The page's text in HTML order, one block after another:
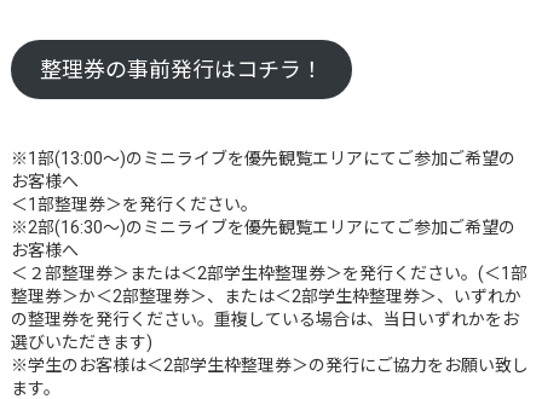
整理券の事前発行はコチラ！
※1部(13:00～)のミニライブを優先観覧エリアにてご参加ご希望の
お客様へ
＜1部整理券＞を発行ください。
※2部(16:30～)のミニライブを優先観覧エリアにてご参加ご希望の
お客様へ
＜２部整理券＞または＜2部学生枠整理券＞を発行ください。(＜1部
整理券＞か＜2部整理券＞、または＜2部学生枠整理券＞、いずれか
の整理券を発行ください。重複している場合は、当日いずれかをお
選びいただきます)
※学生のお客様は＜2部学生枠整理券＞の発行にご協力をお願い致し
ます。